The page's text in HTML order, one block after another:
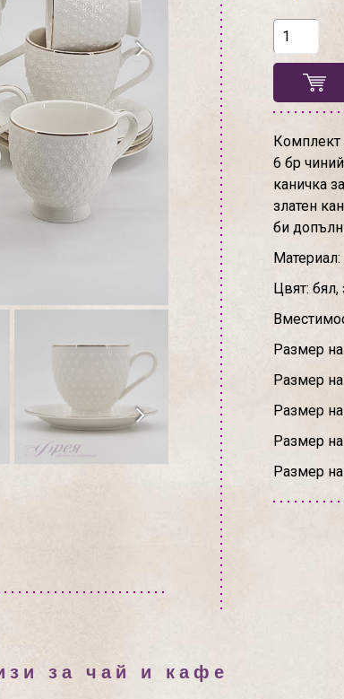
Комплект
6 бр
каничка
златен
би
Цвят: бял,
Размер
Размер
Размер
Размер
Размер
за чай и кафе